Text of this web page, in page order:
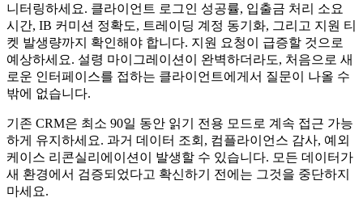
니터링하세요. 클라이언트 로그인 성공률, 입출금 처리 소요
시간, IB 커미션 정확도, 트레이딩 계정 동기화, 그리고 지원 티
켓 발생량까지 확인해야 합니다. 지원 요청이 급증할 것으로
예상하세요. 설령 마이그레이션이 완벽하더라도, 처음으로 새
로운 인터페이스를 접하는 클라이언트에게서 질문이 나올 수
밖에 없습니다.
기존 CRM은 최소 90일 동안 읽기 전용 모드로 계속 접근 가능
하게 유지하세요. 과거 데이터 조회, 컴플라이언스 감사, 예외
케이스 리콘실리에이션이 발생할 수 있습니다. 모든 데이터가
새 환경에서 검증되었다고 확신하기 전에는 그것을 중단하지
마세요.